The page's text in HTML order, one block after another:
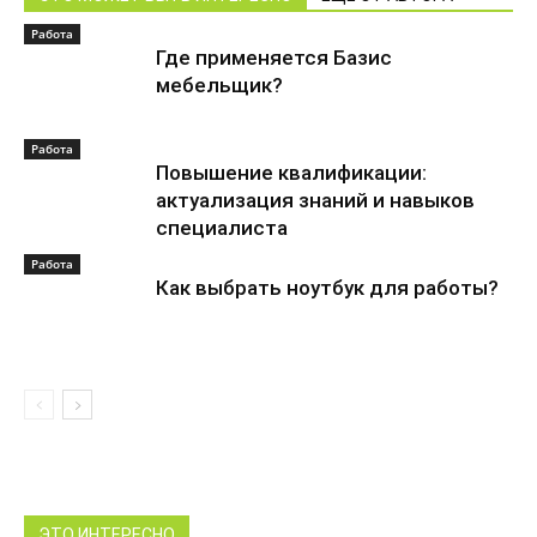
Работа
Где применяется Базис
мебельщик?
Работа
Повышение квалификации:
актуализация знаний и навыков
специалиста
Работа
Как выбрать ноутбук для работы?